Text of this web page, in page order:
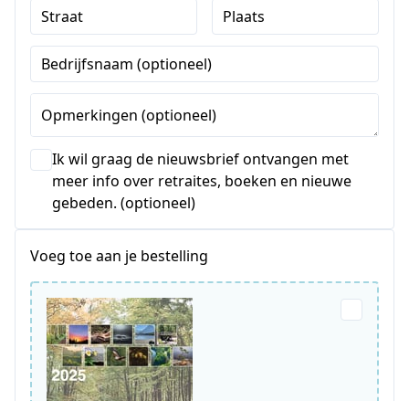
Straat Plaats
Bedrijfsnaam (optioneel)
Opmerkingen (optioneel)
Ik wil graag de nieuwsbrief ontvangen met
meer info over retraites, boeken en nieuwe
gebeden. (optioneel)
Voeg toe aan je bestelling